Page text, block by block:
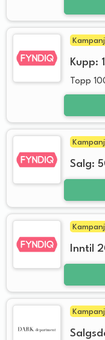
Kupp:
Topp
Salg:
Inntil